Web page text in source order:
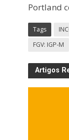
Portland
Tags
FGV: IGP-M
Artigos